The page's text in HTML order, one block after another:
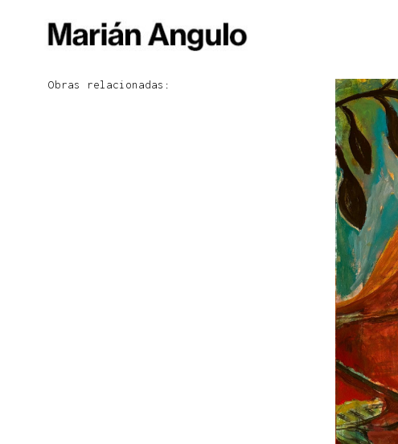
Obras relacionadas: